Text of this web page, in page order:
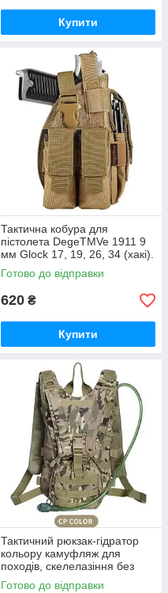
Купити
Тактична кобура для
пістолета DegeTMVe 1911 9
мм Glock 17, 19, 26, 34 (хакі).
Готово до відправки
620 ₴
Купити
Тактичний рюкзак-гідратор
кольору камуфляж для
походів, скелелазіння без
гідратора.
Готово до відправки